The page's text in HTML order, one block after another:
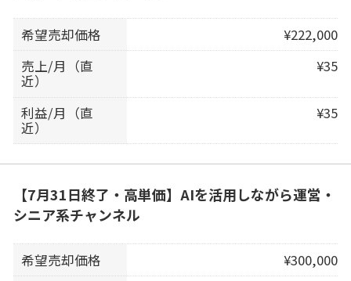
希望売却価格
¥222,000
売上/月（直
近）
¥35
利益/月（直
近）
¥35
【7月31日終了・高単価】AIを活用しながら運営・
シニア系チャンネル
希望売却価格
¥300,000